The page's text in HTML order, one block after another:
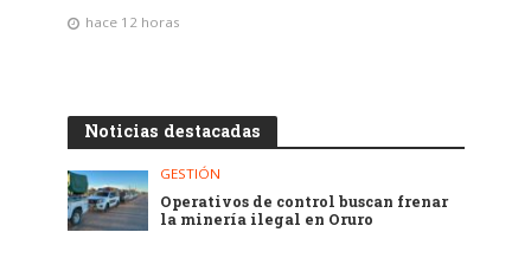
hace 12 horas
Noticias destacadas
GESTIÓN
Operativos de control buscan frenar
la minería ilegal en Oruro